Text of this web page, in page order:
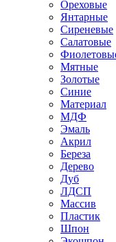
Ореховые
Янтарные
Сиреневые
Салатовые
Мятные
Золотые
Синие
Материал
МДФ
Эмаль
Акрил
Береза
Дерево
Дуб
ЛДСП
Массив
Пластик
Шпон